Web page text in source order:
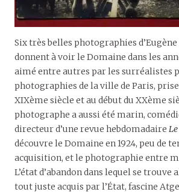
Six très belles photographies d’Eugène
donnent à voir le Domaine dans les
aimé entre autres par les surréalistes
photographies de la ville de Paris,
XIXème siècle et au début du XXème
photographe a aussi été marin,
directeur d’une revue hebdomadaire Le
découvre le Domaine en 1924, peu de
acquisition, et le photographie entre
L’état d’abandon dans lequel se trouve
tout juste acquis par l’État, fascine